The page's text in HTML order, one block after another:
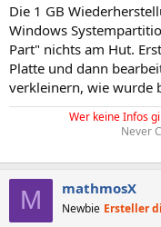
Diese Partition sollte
folgen. So kann die
erneut erstellt werden,
Die 1 GB
Windows
Part" nichts am Hut.
Platte und dann
verkleinern, wie wurde
Wer keine Infos
Never
M mathmosX
Newbie Ersteller